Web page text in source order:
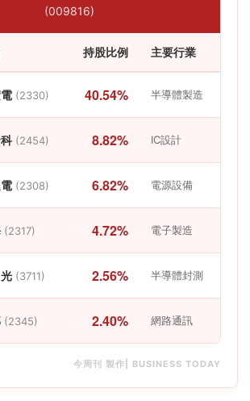
(009816)
持股比例 主要行業
(2330) 40.54% 半導體製造
(2454) 8.82% IC設計
(2308) 6.82% 電源設備
(2317) 4.72% 電子製造
(3711) 2.56% 半導體封測
(2345) 2.40% 網路通訊
今周刊 製作| BUSINESS TODAY